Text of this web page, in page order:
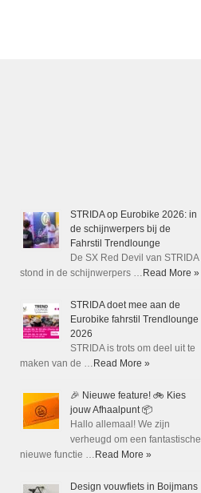
STRIDA op Eurobike 2026: in
de schijnwerpers bij de
Fahrstil Trendlounge
De SX Red Devil van STRIDA
stond in de schijnwerpers … Read More »
STRIDA doet mee aan de
Eurobike fahrstil Trendlounge
2026
STRIDA is trots om deel uit te
maken van de … Read More »
🎉 Nieuwe feature! 🚲 Kies
jouw Afhaalpunt 📦
Hallo allemaal! We zijn
verheugd om een fantastische
nieuwe functie … Read More »
Design vouwfiets in Boijmans